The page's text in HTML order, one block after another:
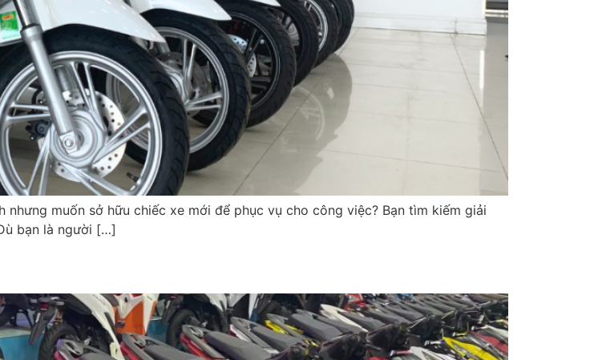
muốn sở hữu chiếc xe mới để phục vụ cho công việc? Bạn tìm kiếm giải
bạn là người […]